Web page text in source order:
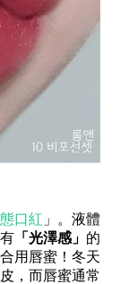
口紅 」。液體
「光澤感」 的
用唇蜜！冬天
，而唇蜜通常